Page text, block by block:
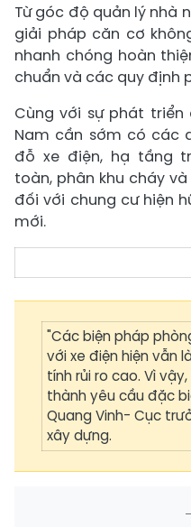
Từ góc độ quản lý nhà
giải pháp căn cơ
nhanh chóng hoàn
chuẩn và các quy định
Cùng với sự phát triển
Nam cần sớm có các
đỗ xe điện, hạ tầng
toàn, phân khu cháy
đối với chung cư hiện
mới.
"Các biện pháp
với xe điện hiện vẫn
tính rủi ro cao. Vì
thành yêu cầu đặc
Quang Vinh- Cục
xây dựng.